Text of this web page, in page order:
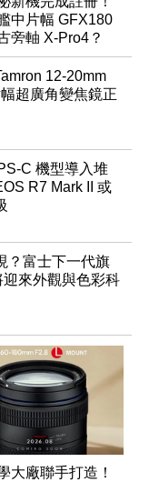
中片幅 GFX180
旁軸 X-Pro4？
12-20mm
超廣角變焦鏡正
C 機型導入堆
R7 Mark II 或
？富士下一代旗
來外觀與色彩科
大廠聯手打造！